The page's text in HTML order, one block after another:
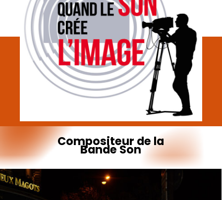
Compositeur de la
BandeSon